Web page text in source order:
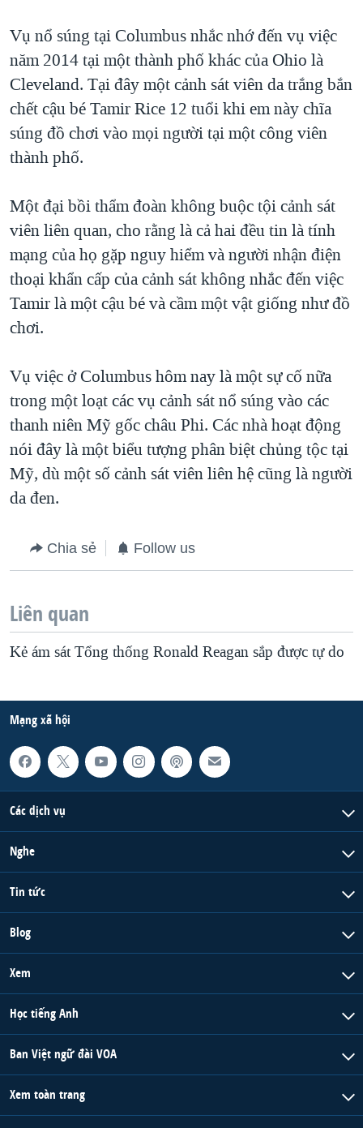
Vụ nổ súng tại Columbus nhắc nhớ đến vụ việc
năm 2014 tại một thành phố khác của Ohio là
Cleveland. Tại đây một cảnh sát viên da trắng bắn
chết cậu bé Tamir Rice 12 tuổi khi em này chĩa
súng đồ chơi vào mọi người tại một công viên
thành phố.
Một đại bồi thẩm đoàn không buộc tội cảnh sát
viên liên quan, cho rằng là cả hai đều tin là tính
mạng của họ gặp nguy hiểm và người nhận điện
thoại khẩn cấp của cảnh sát không nhắc đến việc
Tamir là một cậu bé và cầm một vật giống như đồ
chơi.
Vụ việc ở Columbus hôm nay là một sự cố nữa
trong một loạt các vụ cảnh sát nổ súng vào các
thanh niên Mỹ gốc châu Phi. Các nhà hoạt động
nói đây là một biểu tượng phân biệt chủng tộc tại
Mỹ, dù một số cảnh sát viên liên hệ cũng là người
da đen.
Chia sẻ Follow us
Liên quan
Kẻ ám sát Tổng thống Ronald Reagan sắp được tự do
Mạng xã hội
Các dịch vụ
Nghe
Tin tức
Blog
Xem
Học tiếng Anh
Ban Việt ngữ đài VOA
Xem toàn trang